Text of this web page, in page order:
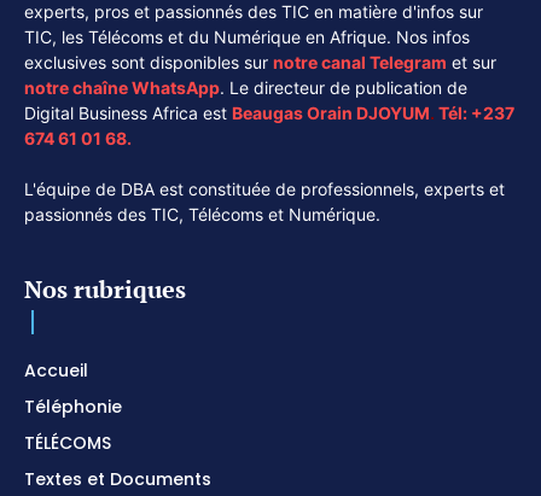
experts, pros et passionnés des TIC en matière d'infos sur
TIC, les Télécoms et du Numérique en Afrique. Nos infos
exclusives sont disponibles sur notre canal Telegram et sur
notre chaîneWhatsApp. Le directeur de publication de
Digital Business Africa est Beaugas Orain DJOYUM. Tél: +237
674 61 01 68.
L'équipe de DBA est constituée de professionnels, experts et
passionnés des TIC, Télécoms et Numérique.
Nos rubriques
Accueil
Téléphonie
TÉLÉCOMS
Textes et Documents